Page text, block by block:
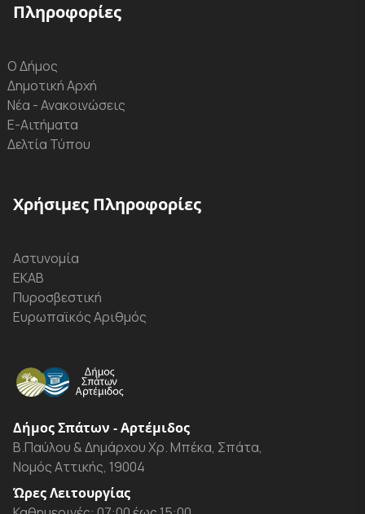
Πληροφορίες
Ο Δήμος
Δημοτική Αρχή
Νέα - Ανακοινώσεις
Ε-Αιτήματα
Δελτία Τύπου
Χρήσιμες Πληροφορίες
Αστυνομία
ΕΚΑΒ
Πυροσβεστική
Ευρωπαϊκός Αριθμός
Δήμος Σπάτων - Αρτέμιδος
Β.Παύλου & Δημάρχου Χρ. Μπέκα, Σπάτα,
Νομός Αττικής, 19004
Ώρες Λειτουργίας